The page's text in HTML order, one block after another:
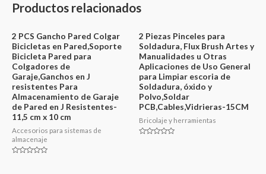
Productos relacionados
2 PCS Gancho Pared Colgar
Bicicletas en Pared,Soporte
Bicicleta Pared para
Colgadores de
Garaje,Ganchos en J
resistentes Para
Almacenamiento de Garaje
de Pared en J Resistentes-
11,5 cm x 10 cm
Accesorios para sistemas de
almacenaje
2 Piezas Pinceles para
Soldadura, Flux Brush Artes y
Manualidades u Otras
Aplicaciones de Uso General
para Limpiar escoria de
Soldadura, óxido y
Polvo,Soldar
PCB,Cables,Vidrieras-15CM
Bricolaje y herramientas